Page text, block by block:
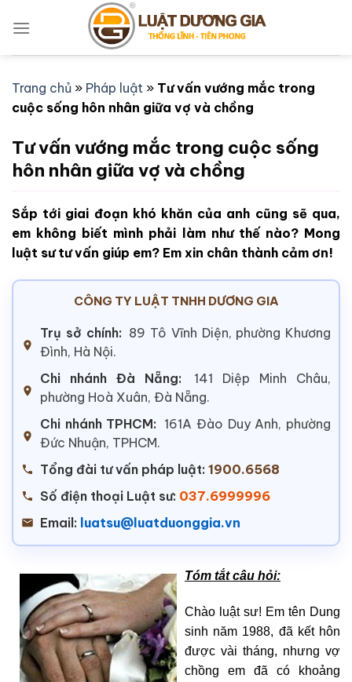
qua
Trang chủ » Pháp luật » Tư vấn vướng mắc trong
cuộc sống hôn nhân giữa vợ và chồng
Tư vấn vướng mắc trong cuộc sống
hôn nhân giữa vợ và chồng
Sắp tới giai đoạn khó khăn của anh cũng sẽ qua,
em không biết mình phải làm như thế nào? Mong
luật sư tư vấn giúp em? Em xin chân thành cảm ơn!
CÔNG TY LUẬT TNHH DƯƠNG GIA
Trụ sở chính: 89 Tô Vĩnh Diện, phường Khương
Đình, Hà Nội.
Chi nhánh Đà Nẵng:
141 Diệp Minh Châu,
phường Hoà Xuân, Đà Nẵng.
Chi nhánh TPHCM: 161A Đào Duy Anh, phường
Đức Nhuận, TPHCM.
Tổng đài tư vấn pháp luật: 1900.6568
Số điện thoại Luật sư: 037.6999996
Email: luatsu@luatduonggia.vn
Tóm tắt câu hỏi:
Chào luật sư! Em tên Dung
sinh năm 1988, đã kết hôn
được vài tháng, nhưng vợ
chồng em đã có khoảng